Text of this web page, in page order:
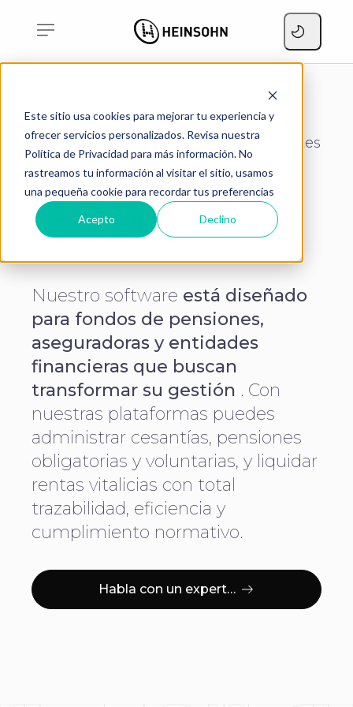
Este sitio usa cookies para mejorar tu experiencia y
ofrecer servicios personalizados. Revisa nuestra
Política de Privacidad para más información. No
rastreamos tu información al visitar el sitio, usamos
una pequeña cookie para recordar tus preferencias
Acepto Declino
Home soluciones sector pensiones
+40 años de experiencia |+1.200 clientes
en LATAM
Soluciones para
pensiones
Nuestro software está diseñado
para fondos de pensiones,
aseguradoras y entidades
financieras que buscan
transformar su gestión . Con
nuestras plataformas puedes
administrar cesantías, pensiones
obligatorias y voluntarias, y liquidar
rentas vitalicias con total
trazabilidad, eficiencia y
cumplimiento normativo.
Habla con un experto en pensiones